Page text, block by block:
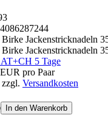
5 Tage
pro Paar
Versandkosten
In den Warenkorb